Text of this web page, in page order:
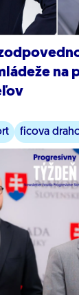
na
ficova